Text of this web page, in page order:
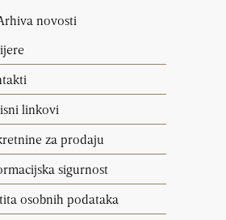
novosti
linkovi
za prodaju
sigurnost
osobnih podataka